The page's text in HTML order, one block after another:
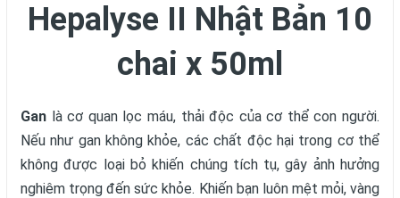
Hepalyse II Nhật Bản 10
chai x 50ml
Gan là cơ quan lọc máu, thải độc của cơ thể con người.
Nếu như gan không khỏe, các chất độc hại trong cơ thể
không được loại bỏ khiến chúng tích tụ, gây ảnh hưởng
nghiêm trọng đến sức khỏe. Khiến bạn luôn mệt mỏi, vàng